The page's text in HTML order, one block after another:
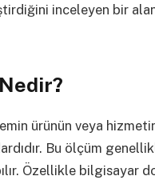
inceleyen bir
ürünün veya
Bu ölçüm
Özellikle bilgisayar